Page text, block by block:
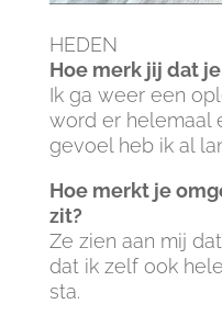
HEDEN
Hoe merk jij dat
Ik ga weer een
word er helemaal
gevoel heb ik al
Hoe merkt je
zit?
Ze zien aan mij
dat ik zelf ook
sta.